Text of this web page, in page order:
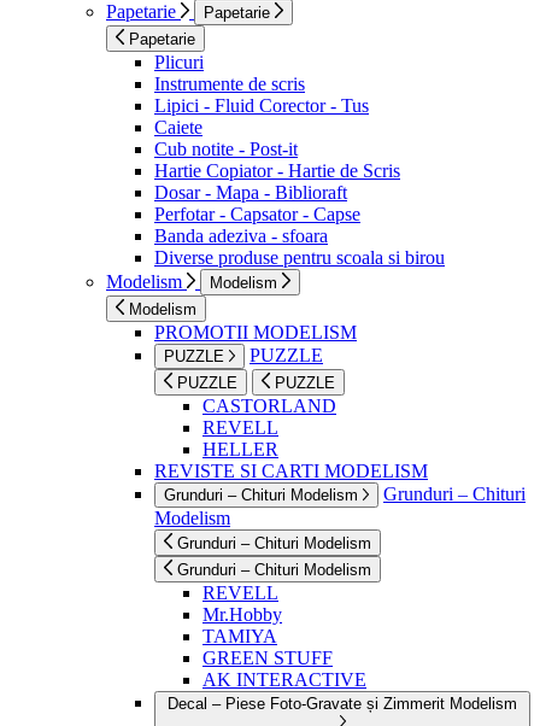
Papetarie
Papetarie
Papetarie
Plicuri
Instrumente de scris
Lipici - Fluid Corector - Tus
Caiete
Cub notite - Post-it
Hartie Copiator - Hartie de Scris
Dosar - Mapa - Biblioraft
Perfotar - Capsator - Capse
Banda adeziva - sfoara
Diverse produse pentru scoala si birou
Modelism
Modelism
Modelism
PROMOTII MODELISM
PUZZLE PUZZLE
PUZZLE PUZZLE
CASTORLAND
REVELL
HELLER
REVISTE SI CARTI MODELISM
Grunduri – Chituri Modelism
Grunduri – Chituri
Modelism
Grunduri – Chituri Modelism
Grunduri – Chituri Modelism
REVELL
Mr.Hobby
TAMIYA
GREEN STUFF
AK INTERACTIVE
Decal – Piese Foto-Gravate și Zimmerit Modelism